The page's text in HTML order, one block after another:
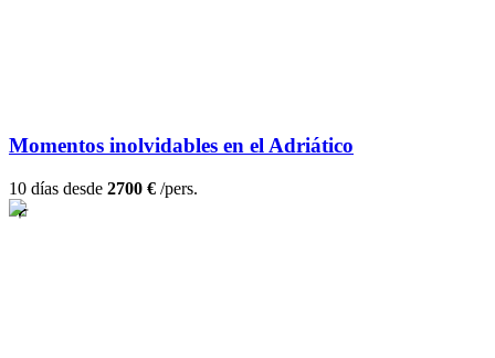
Momentos inolvidables en el Adriático
10 días desde 2700 € /pers.